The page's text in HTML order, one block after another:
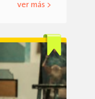
ver más >